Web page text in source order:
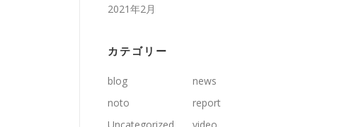
2021年2月
カテゴリー
blog
news
noto
report